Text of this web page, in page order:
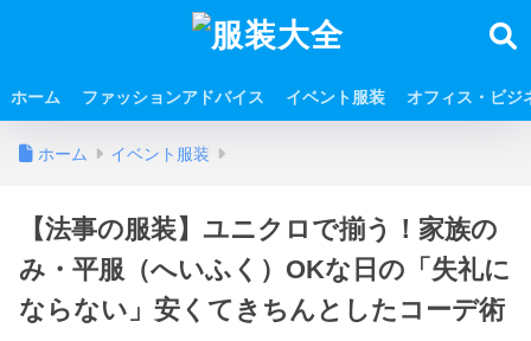
ホーム ファッションアドバイス イベント服装 オフィス・ビジ
ホーム イベント服装
【法事の服装】ユニクロで揃う！家族の
み・平服（へいふく）OKな日の「失礼に
ならない」安くてきちんとしたコーデ術